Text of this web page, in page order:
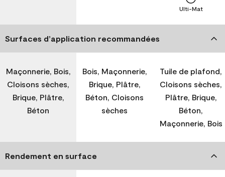
Ulti-Mat
Surfaces d’application recommandées
Maçonnerie, Bois,
Cloisons sèches,
Brique, Plâtre,
Béton
Bois, Maçonnerie,
Brique, Plâtre,
Béton, Cloisons
sèches
Tuile de plafond,
Cloisons sèches,
Plâtre, Brique,
Béton,
Maçonnerie, Bois
Rendement en surface